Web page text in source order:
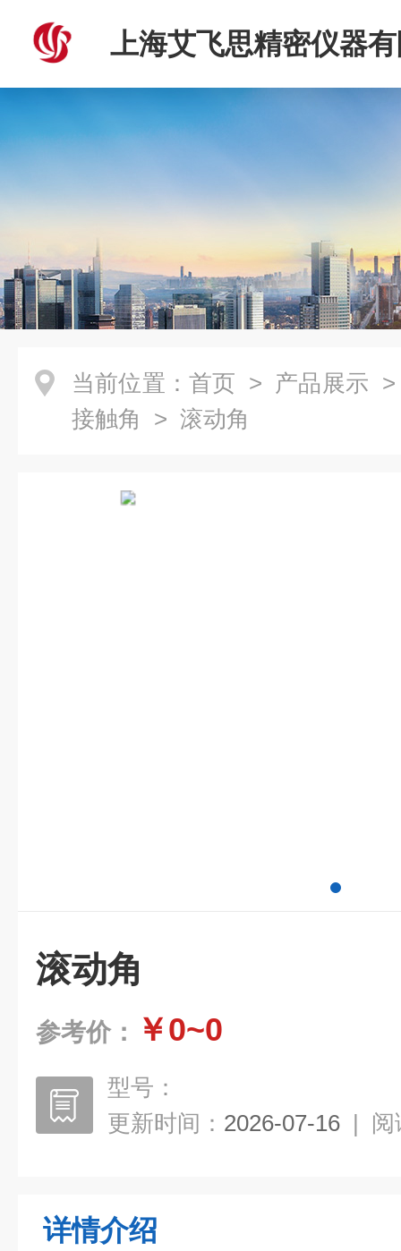
上海艾飞思精密仪器
当前位置： 首页 > 产品展示
接触角
> 滚动角
滚动角
参考价： ￥0~0
型号：
更新时间： 2026-07-16 | 阅
详情介绍